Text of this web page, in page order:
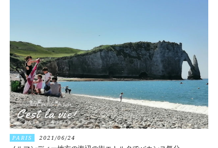
PARIS 2021/06/24